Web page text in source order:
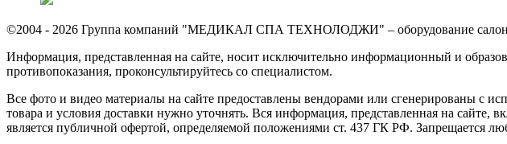
©2004 - 2026 Группа компаний "МЕДИКАЛ СПА ТЕХНОЛОДЖИ" – оборудование
Информация, представленная на сайте, носит исключительно информационный и
противопоказания, проконсультируйтесь со специалистом.
Все фото и видео материалы на сайте предоставлены вендорами или сгенерированы с
товара и условия доставки нужно уточнять. Вся информация, представленная на
является публичной офертой, определяемой положениями ст. 437 ГК РФ. Запрещается